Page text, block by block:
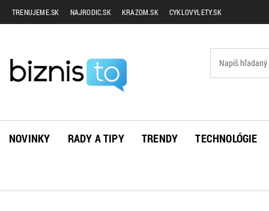
TRENUJEME.SK NAJRODIC.SK KRAZOM.SK CYKLOVYLETY.SK
NOVINKY RADY A TIPY TRENDY TECHNOLÓGIE